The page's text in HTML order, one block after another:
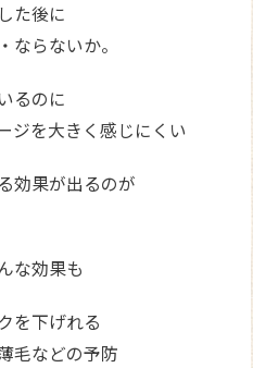
た後に
ならないか。
るのに
ジを大きく感じにくい
効果が出るのが
な効果も
を下げれる
毛などの予防